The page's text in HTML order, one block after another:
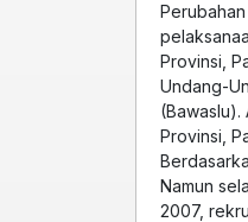
Provinsi,
Undang-
Provinsi,
Namun
2007,